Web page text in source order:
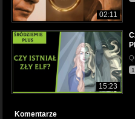
02:11
15:23
Komentarze